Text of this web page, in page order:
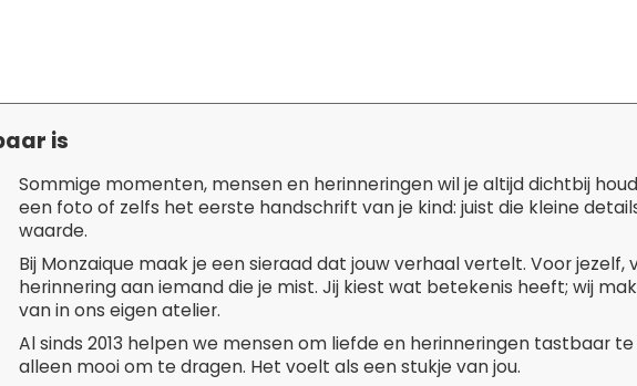
is
Sommige momenten, mensen en herinneringen wil je altijd dichtbij
een foto of zelfs het eerste handschrift van je kind: juist die kleine
waarde.
Bij Monzaique maak je een sieraad dat jouw verhaal vertelt. Voor
herinnering aan iemand die je mist. Jij kiest wat betekenis heeft; wij
van in ons eigen atelier.
Al sinds 2013 helpen we mensen om liefde en herinneringen tastbaar
alleen mooi om te dragen. Het voelt als een stukje van jou.